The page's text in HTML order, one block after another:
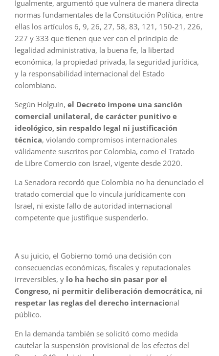
Igualmente, argumentó que vulnera de manera directa
normas fundamentales de la Constitución Política, entre
ellas los artículos 6, 9, 26, 27, 58, 83, 121, 150-21, 226,
227 y 333 que tienen que ver con el principio de
legalidad administrativa, la buena fe, la libertad
económica, la propiedad privada, la seguridad jurídica,
y la responsabilidad internacional del Estado
colombiano.
Según Holguín, el Decreto impone una sanción
comercial unilateral, de carácter punitivo e
ideológico, sin respaldo legal ni justificación
técnica, violando compromisos internacionales
válidamente suscritos por Colombia, como el Tratado
de Libre Comercio con Israel, vigente desde 2020.
La Senadora recordó que Colombia no ha denunciado el
tratado comercial que lo vincula jurídicamente con
Israel, ni existe fallo de autoridad internacional
competente que justifique suspenderlo.
A su juicio, el Gobierno tomó una decisión con
consecuencias económicas, fiscales y reputacionales
irreversibles, y lo ha hecho sin pasar por el
Congreso, ni permitir deliberación democrática, ni
respetar las reglas del derecho internacional
público.
En la demanda también se solicitó como medida
cautelar la suspensión provisional de los efectos del